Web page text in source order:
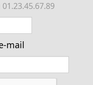
mail